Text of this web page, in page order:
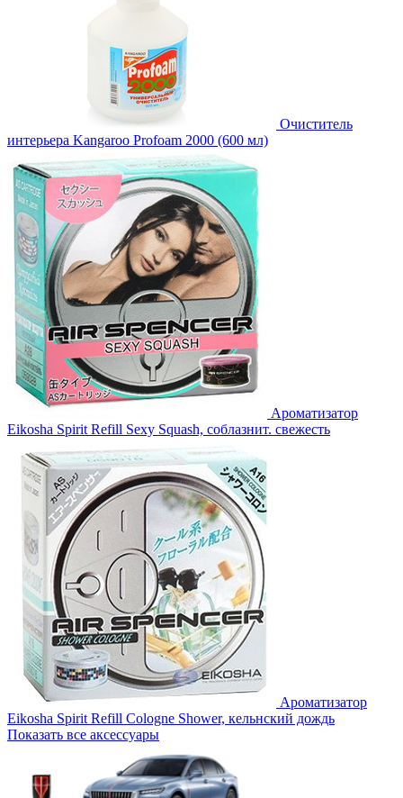
Очиститель
интерьера Kangaroo Profoam 2000 (600 мл)
Ароматизатор
Eikosha Spirit Refill Sexy Squash, соблазнит. свежесть
Ароматизатор
Eikosha Spirit Refill Cologne Shower, кельнский дождь
Показать все аксессуары